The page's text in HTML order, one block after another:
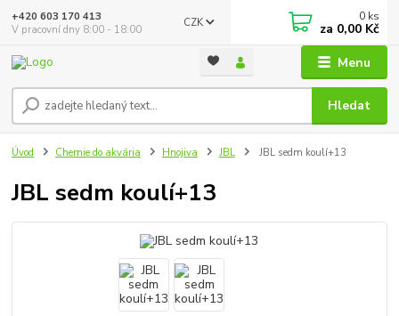
Menu
CZK
Hledat
+420 603 170 413
V pracovní dny 8:00 - 18:00
0 ks
za 0,00 Kč
Úvod Chemie do akvária Hnojiva JBL JBL sedm koulí+13
JBL sedm koulí+13